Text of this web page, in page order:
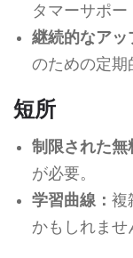
タマーサポー
継続的なアッ
のための定期
短所
制限された無
が必要。
学習曲線： 複
かもしれませ